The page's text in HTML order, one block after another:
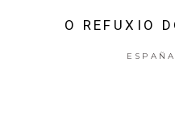
O REFUXIO
ESPAÑA